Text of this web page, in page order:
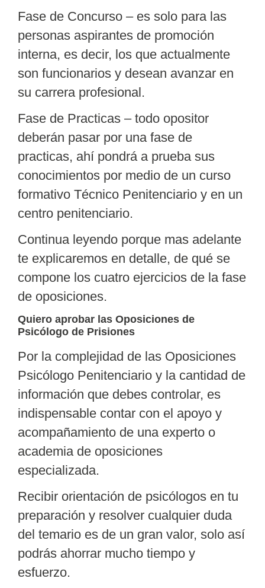
Fase de Concurso – es solo para las
personas aspirantes de promoción
interna, es decir, los que actualmente
son funcionarios y desean avanzar en
su carrera profesional.
Fase de Practicas – todo opositor
deberán pasar por una fase de
practicas, ahí pondrá a prueba sus
conocimientos por medio de un curso
formativo Técnico Penitenciario y en un
centro penitenciario.
Continua leyendo porque mas adelante
te explicaremos en detalle, de qué se
compone los cuatro ejercicios de la fase
de oposiciones.
Quiero aprobar las Oposiciones de
Psicólogo de Prisiones
Por la complejidad de las Oposiciones
Psicólogo Penitenciario y la cantidad de
información que debes controlar, es
indispensable contar con el apoyo y
acompañamiento de una experto o
academia de oposiciones
especializada.
Recibir orientación de psicólogos en tu
preparación y resolver cualquier duda
del temario es de un gran valor, solo así
podrás ahorrar mucho tiempo y
esfuerzo.